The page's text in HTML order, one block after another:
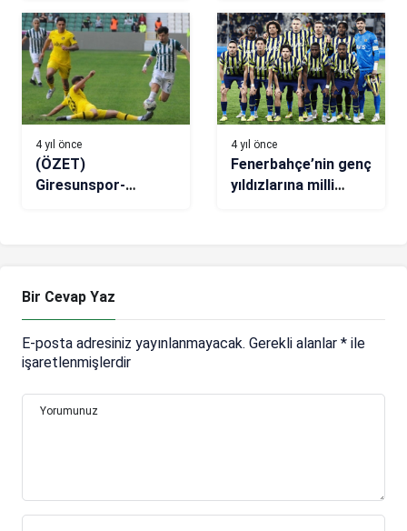
Kaan Ayhan
açıklaması
4 yıl önce
(ÖZET)
Giresunspor-
4 yıl önce
Fenerbahçe’nin genç
yıldızlarına milli
Bir Cevap Yaz
E-posta adresiniz yayınlanmayacak. Gerekli alanlar * ile
işaretlenmişlerdir
Yorumunuz